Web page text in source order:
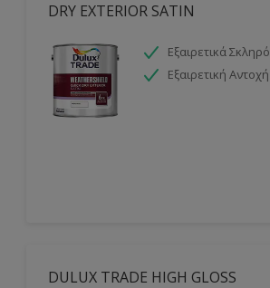
DRY EXTERIOR SATIN
Εξαιρετικά Σκληρό
Εξαιρετική Αντοχή
DULUX TRADE HIGH GLOSS